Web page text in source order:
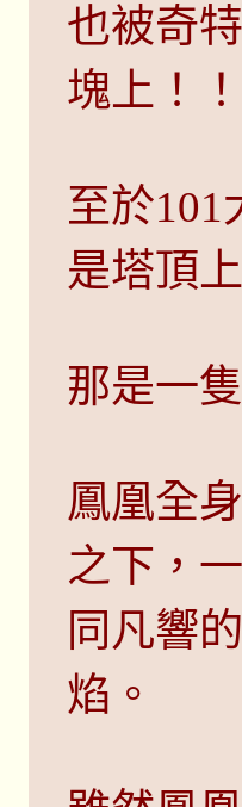
也被奇
塊上！！
至於
是塔頂
那是一
鳳凰全
之下，
同凡響
焰。